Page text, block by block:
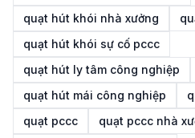
quạt hút khói nhà xưởng
quạt hút khói sự cố pccc
quạt hút ly tâm công nghiệp
quạt hút mái công nghiệp
quạt pccc
quạt pccc nhà